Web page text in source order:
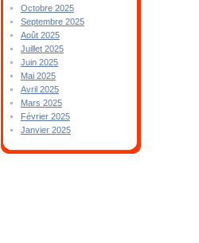
Octobre 2025
Septembre 2025
Août 2025
Juillet 2025
Juin 2025
Mai 2025
Avril 2025
Mars 2025
Février 2025
Janvier 2025